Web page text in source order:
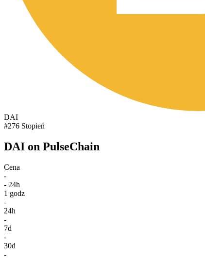
DAI
#276 Stopień
DAI on PulseChain
Cena
-
- 24h
1 godz
-
24h
-
7d
-
30d
-